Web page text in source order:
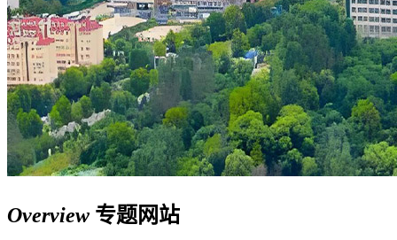
Overview 专题网站